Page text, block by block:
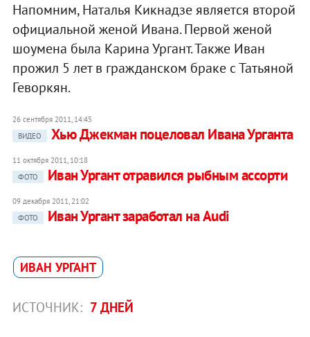
Напомним, Наталья Кикнадзе является второй
официальной женой Ивана. Первой женой
шоумена была Карина Ургант. Также Иван
прожил 5 лет в гражданском браке с Татьяной
Геворкян.
26 сентября 2011, 14:45
ВИДЕО
Хью Джекман поцеловал Ивана Урганта
11 октября 2011, 10:18
ФОТО
Иван Ургант отравился рыбным ассорти
09 декабря 2011, 21:02
ФОТО
Иван Ургант заработал на Audi
ИВАН УРГАНТ
ИСТОЧНИК: 7 ДНЕЙ